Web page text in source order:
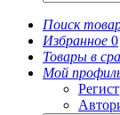
Поиск
Избранное 0
Товары в
Мой